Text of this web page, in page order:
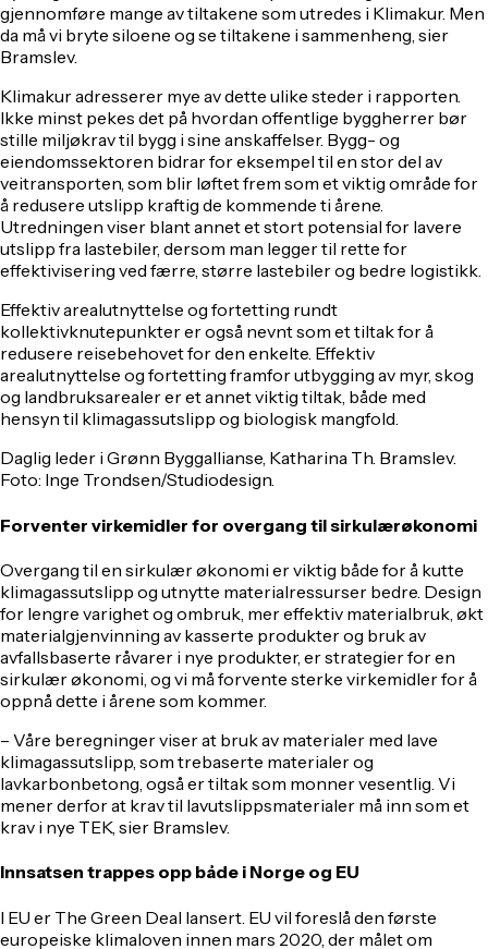
gjennomføre mange av tiltakene som utredes i Klimakur. Men
da må vi bryte siloene og se tiltakene i sammenheng, sier
Bramslev.
Klimakur adresserer mye av dette ulike steder i rapporten.
Ikke minst pekes det på hvordan offentlige byggherrer bør
stille miljøkrav til bygg i sine anskaffelser. Bygg- og
eiendomssektoren bidrar for eksempel til en stor del av
veitransporten, som blir løftet frem som et viktig område for
å redusere utslipp kraftig de kommende ti årene.
Utredningen viser blant annet et stort potensial for lavere
utslipp fra lastebiler, dersom man legger til rette for
effektivisering ved færre, større lastebiler og bedre logistikk.
Effektiv arealutnyttelse og fortetting rundt
kollektivknutepunkter er også nevnt som et tiltak for å
redusere reisebehovet for den enkelte. Effektiv
arealutnyttelse og fortetting framfor utbygging av myr, skog
og landbruksarealer er et annet viktig tiltak, både med
hensyn til klimagassutslipp og biologisk mangfold.
Daglig leder i Grønn Byggallianse, Katharina Th. Bramslev.
Foto: Inge Trondsen/Studiodesign.
Forventer virkemidler for overgang til sirkulærøkonomi
Overgang til en sirkulær økonomi er viktig både for å kutte
klimagassutslipp og utnytte materialressurser bedre. Design
for lengre varighet og ombruk, mer effektiv materialbruk, økt
materialgjenvinning av kasserte produkter og bruk av
avfallsbaserte råvarer i nye produkter, er strategier for en
sirkulær økonomi, og vi må forvente sterke virkemidler for å
oppnå dette i årene som kommer.
– Våre beregninger viser at bruk av materialer med lave
klimagassutslipp, som trebaserte materialer og
lavkarbonbetong, også er tiltak som monner vesentlig. Vi
mener derfor at krav til lavutslippsmaterialer må inn som et
krav i nye TEK, sier Bramslev.
Innsatsen trappes opp både i Norge og EU
I EU er The Green Deal lansert. EU vil foreslå den første
europeiske klimaloven innen mars 2020, der målet om